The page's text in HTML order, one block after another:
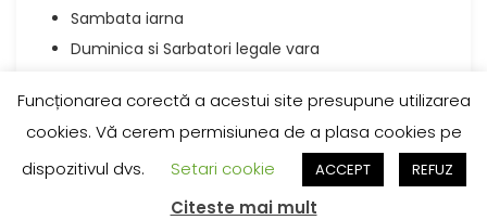
Sambata iarna
Duminica si Sarbatori legale vara
(©) 2025 - INFORMAȚIILE APARȚIN SMTT.
RECENT COMMENTS
Funcționarea corectă a acestui site presupune utilizarea
cookies. Vă cerem permisiunea de a plasa cookies pe
dispozitivul dvs.
Setari cookie ACCEPT REFUZ
Citeste mai mult